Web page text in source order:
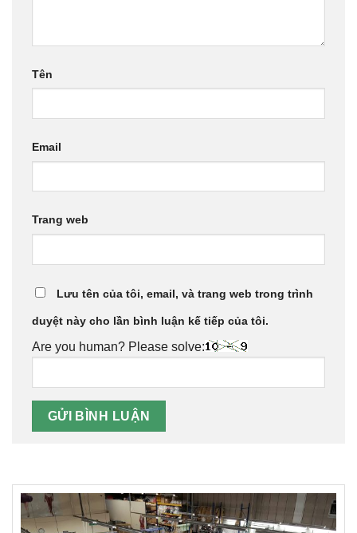
Tên
Email
Trang web
Lưu tên của tôi, email, và trang web trong trình
duyệt này cho lần bình luận kế tiếp của tôi.
Are you human? Please solve: